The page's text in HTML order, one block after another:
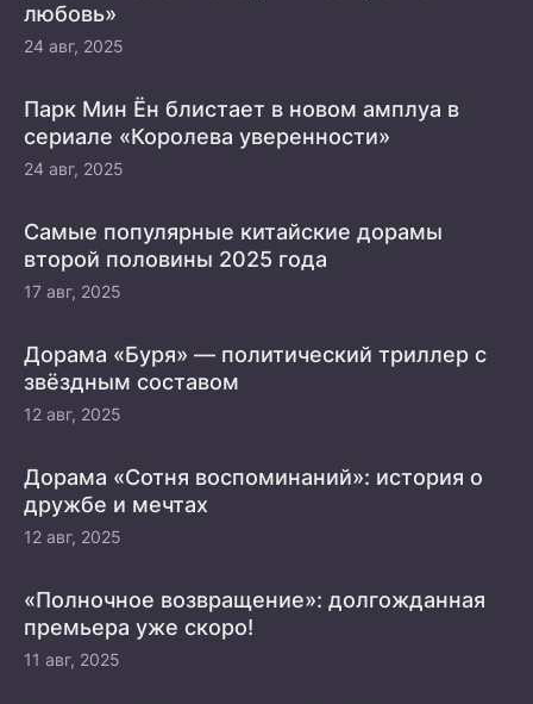
любовь»
24 авг, 2025
Парк Мин Ён блистает в новом амплуа в
сериале «Королева уверенности»
24 авг, 2025
Самые популярные китайские дорамы
второй половины 2025 года
17 авг, 2025
Дорама «Буря» — политический триллер с
звёздным составом
12 авг, 2025
Дорама «Сотня воспоминаний»: история о
дружбе и мечтах
12 авг, 2025
«Полночное возвращение»: долгожданная
премьера уже скоро!
11 авг, 2025